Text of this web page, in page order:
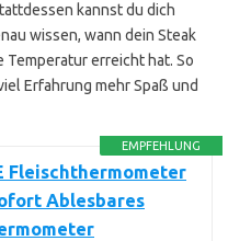
kannst du dich
wissen, wann dein Steak
Temperatur erreicht hat. So
Erfahrung mehr Spaß und
EMPFEHLUNG
Fleischthermometer
Ablesbares